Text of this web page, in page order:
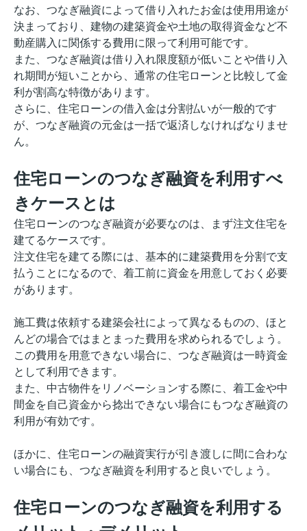
なお、つなぎ融資によって借り入れたお金は使用用途が
決まっており、建物の建築資金や土地の取得資金など不
動産購入に関係する費用に限って利用可能です。
また、つなぎ融資は借り入れ限度額が低いことや借り入
れ期間が短いことから、通常の住宅ローンと比較して金
利が割高な特徴があります。
さらに、住宅ローンの借入金は分割払いが一般的です
が、つなぎ融資の元金は一括で返済しなければなりませ
ん。
住宅ローンのつなぎ融資を利用すべ
きケースとは
住宅ローンのつなぎ融資が必要なのは、まず注文住宅を
建てるケースです。
注文住宅を建てる際には、基本的に建築費用を分割で支
払うことになるので、着工前に資金を用意しておく必要
があります。
施工費は依頼する建築会社によって異なるものの、ほと
んどの場合ではまとまった費用を求められるでしょう。
この費用を用意できない場合に、つなぎ融資は一時資金
として利用できます。
また、中古物件をリノベーションする際に、着工金や中
間金を自己資金から捻出できない場合にもつなぎ融資の
利用が有効です。
ほかに、住宅ローンの融資実行が引き渡しに間に合わな
い場合にも、つなぎ融資を利用すると良いでしょう。
住宅ローンのつなぎ融資を利用する